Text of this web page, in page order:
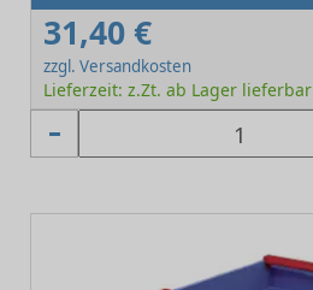
31,40 €
zzgl. Versandkosten
Lieferzeit: z.Zt. ab Lager lieferbar